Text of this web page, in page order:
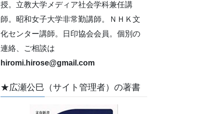
授。立教大学メディア社会学科兼任講
師。昭和女子大学非常勤講師。ＮＨＫ文
化センター講師。日印協会会員。個別の
連絡、ご相談は
hiromi.hirose@gmail.com
★広瀬公巳（サイト管理者）の著書